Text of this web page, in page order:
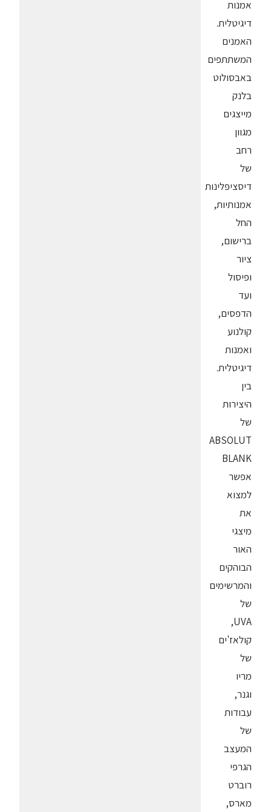
אמנות
דיגיטלית.
האמנים
המשתתפים
באבסולוט
בלנק
מייצגים
מגוון
רחב
של
דיסציפלינות
אמנותיות,
החל
ברישום,
ציור
ופיסול
ועד
הדפסים,
קולנוע
ואמנות
דיגיטלית.
בין
היצירות
של
ABSOLUT
BLANK
אפשר
למצוא
את
מיצגי
האור
הבוהקים
והמרשימים
של
UVA,
קולאז'ים
של
מריו
וגנר,
עבודות
של
המעצב
הגרפי
רוברט
מארס,